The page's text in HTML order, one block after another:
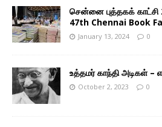
சென்னை புத்தகக் காட்சி
47th Chennai Book
January 13, 2024 0
உத்தமர் காந்தி அடிகள் –
October 2, 2023 0